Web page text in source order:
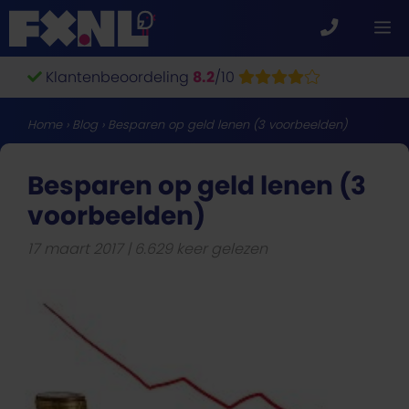
Ga
naar
de
inhoudKlantenbeoordeling 8.2/10
Home› Blog › Besparen op geld lenen (3 voorbeelden)
Besparen op geld lenen (3
voorbeelden)
17 maart 2017 6.629 keer gelezen